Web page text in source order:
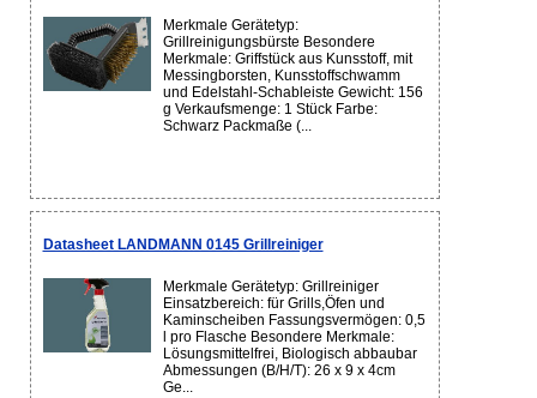
Merkmale Gerätetyp:
Grillreinigungsbürste Besondere
Merkmale: Griffstück aus Kunsstoff, mit
Messingborsten, Kunsstoffschwamm
und Edelstahl-Schableiste Gewicht: 156
g Verkaufsmenge: 1 Stück Farbe:
Schwarz Packmaße (...
Datasheet LANDMANN 0145 Grillreiniger
Merkmale Gerätetyp: Grillreiniger
Einsatzbereich: für Grills,Öfen und
Kaminscheiben Fassungsvermögen: 0,5
l pro Flasche Besondere Merkmale:
Lösungsmittelfrei, Biologisch abbaubar
Abmessungen (B/H/T): 26 x 9 x 4cm
Ge...